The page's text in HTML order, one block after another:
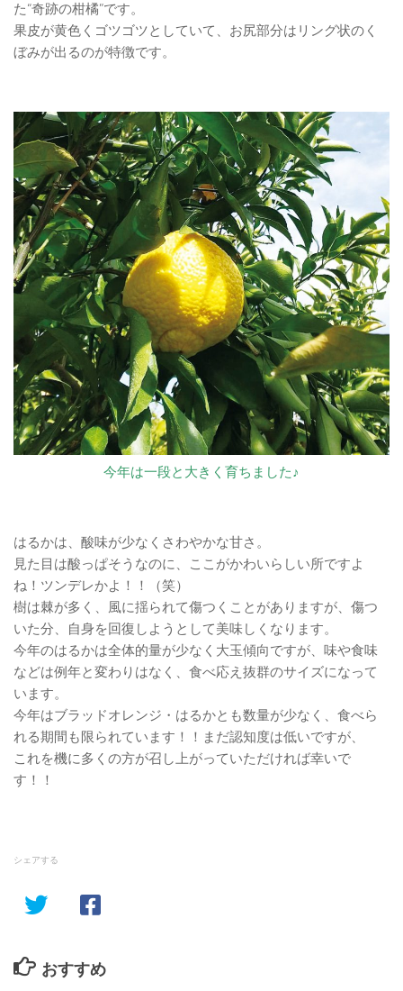
た“奇跡の柑橘”です。
果皮が黄色くゴツゴツとしていて、お尻部分はリング状のく
ぼみが出るのが特徴です。
今年は一段と大きく育ちました♪
はるかは、酸味が少なくさわやかな甘さ。
見た目は酸っぱそうなのに、ここがかわいらしい所ですよ
ね！ツンデレかよ！！（笑）
樹は棘が多く、風に揺られて傷つくことがありますが、傷つ
いた分、自身を回復しようとして美味しくなります。
今年のはるかは全体的量が少なく大玉傾向ですが、味や食味
などは例年と変わりはなく、食べ応え抜群のサイズになって
います。
今年はブラッドオレンジ・はるかとも数量が少なく、食べら
れる期間も限られています！！まだ認知度は低いですが、
これを機に多くの方が召し上がっていただければ幸いで
す！！
シェアする
おすすめ